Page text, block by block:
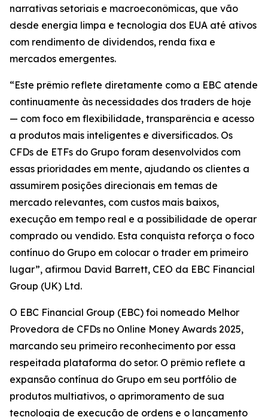
narrativas setoriais e macroeconômicas, que vão
desde energia limpa e tecnologia dos EUA até ativos
com rendimento de dividendos, renda fixa e
mercados emergentes.
“Este prêmio reflete diretamente como a EBC atende
continuamente às necessidades dos traders de hoje
— com foco em flexibilidade, transparência e acesso
a produtos mais inteligentes e diversificados. Os
CFDs de ETFs do Grupo foram desenvolvidos com
essas prioridades em mente, ajudando os clientes a
assumirem posições direcionais em temas de
mercado relevantes, com custos mais baixos,
execução em tempo real e a possibilidade de operar
comprado ou vendido. Esta conquista reforça o foco
contínuo do Grupo em colocar o trader em primeiro
lugar”, afirmou David Barrett, CEO da EBC Financial
Group (UK) Ltd.
O EBC Financial Group (EBC) foi nomeado Melhor
Provedora de CFDs no Online Money Awards 2025,
marcando seu primeiro reconhecimento por essa
respeitada plataforma do setor. O prêmio reflete a
expansão contínua do Grupo em seu portfólio de
produtos multiativos, o aprimoramento de sua
tecnologia de execução de ordens e o lançamento